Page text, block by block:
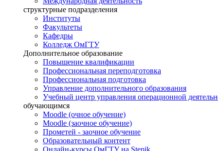
структурные подразделения
Институты
Факультеты
Кафедры
Колледж ОмГТУ
Дополнительное образование
Повышение квалификации
Профессиональная переподготовка
Профессиональная подготовка
Управление дополнительного образования
Учебный центр управления операционной
обучающимся
Moodle (очное обучение)
Moodle (заочное обучение)
Прометей - заочное обучение
Образовательный контент
Онлайн-курсы ОмГТУ на Stepik